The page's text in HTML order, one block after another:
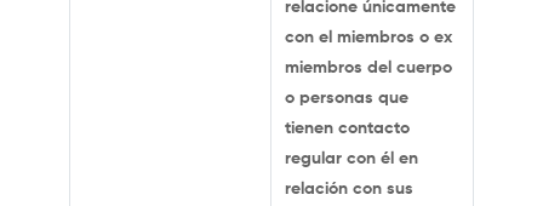
relacione únicamente
con el miembros o ex
miembros del cuerpo
o personas que
tienen contacto
regular con él en
relación con sus